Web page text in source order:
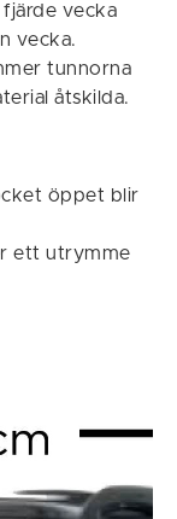
vecka
vecka.
tunnorna
åtskilda.
öppet blir
ett utrymme